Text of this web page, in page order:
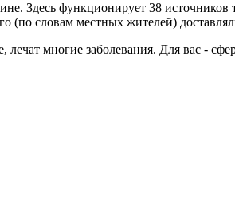
Здесь функционирует 38
(по словам местных жителей)
многие заболевания. Для вас -